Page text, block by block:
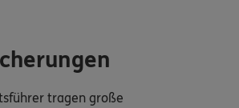
tragen große